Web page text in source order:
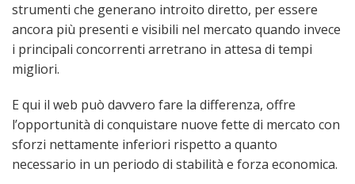
strumenti che generano introito diretto, per essere
ancora più presenti e visibili nel mercato quando invece
i principali concorrenti arretrano in attesa di tempi
migliori.
E qui il web può davvero fare la differenza, offre
l’opportunità di conquistare nuove fette di mercato con
sforzi nettamente inferiori rispetto a quanto
necessario in un periodo di stabilità e forza economica.